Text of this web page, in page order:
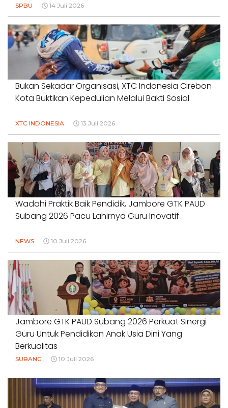
SPBU 14 Juli 2026
Bukan Sekadar Organisasi, XTC Indonesia Cirebon
Kota Buktikan Kepedulian Melalui Bakti Sosial
XTC INDONESIA 13 Juli 2026
Wadahi Praktik Baik Pendidik, Jambore GTK PAUD
Subang 2026 Pacu Lahirnya Guru Inovatif
NEWS 10 Juli 2026
Jambore GTK PAUD Subang 2026 Perkuat Sinergi
Guru Untuk Pendidikan Anak Usia Dini Yang
Berkualitas
SUBANG 10 Juli 2026